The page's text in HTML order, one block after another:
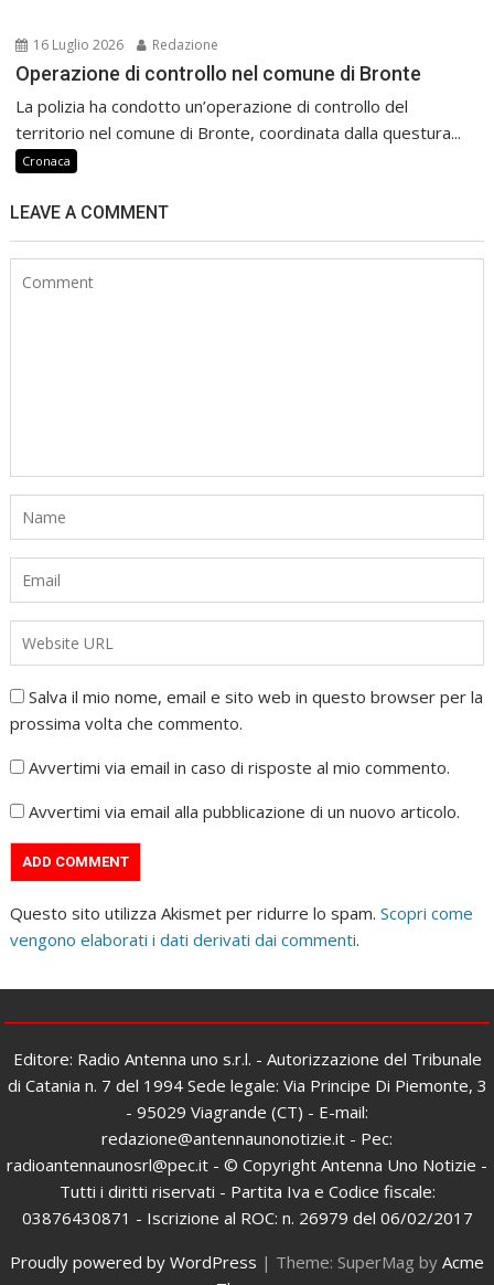
16 Luglio 2026 Redazione
Operazione di controllo nel comune di Bronte
La polizia ha condotto un’operazione di controllo del
territorio nel comune di Bronte, coordinata dalla questura...
Cronaca
LEAVE A COMMENT
Salva il mio nome, email e sito web in questo browser per la
prossima volta che commento.
Avvertimi via email in caso di risposte al mio commento.
Avvertimi via email alla pubblicazione di un nuovo articolo.
Questo sito utilizza Akismet per ridurre lo spam.Scopri come
vengono elaborati i dati derivati dai commenti.
Editore: Radio Antenna uno s.r.l. - Autorizzazione del Tribunale
di Catania n. 7 del 1994 Sede legale: Via Principe Di Piemonte, 3
- 95029 Viagrande (CT) - E-mail:
redazione@antennaunonotizie.it - Pec:
radioantennaunosrl@pec.it - © Copyright Antenna Uno Notizie -
Tutti i diritti riservati - Partita Iva e Codice fiscale:
03876430871 - Iscrizione al ROC: n. 26979 del 06/02/2017
Proudly powered by WordPress | Theme: SuperMag by Acme